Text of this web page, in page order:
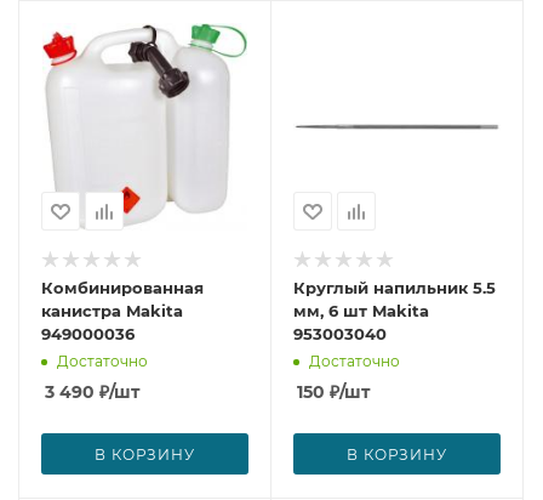
Комбинированная
канистра Makita
949000036
Достаточно
3 490 ₽/шт
В КОРЗИНУ
Круглый напильник 5.5
мм, 6 шт Makita
953003040
Достаточно
150 ₽/шт
В КОРЗИНУ